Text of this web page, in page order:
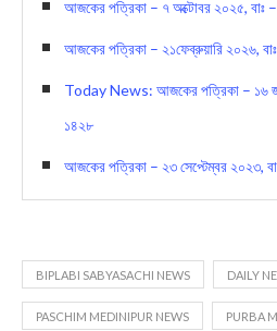
আজকের পত্রিকা – ৭ অক্টোবর ২০২৫, বাঃ
আজকের পত্রিকা – ২১ফেব্রুয়ারি ২০২৬,
Today News: আজকের পত্রিকা – ১৬
১৪২৮
আজকের পত্রিকা – ২৩ সেপ্টেম্বর ২০২৩,
BIPLABI SABYASACHI NEWS DAILY
PASCHIM MEDINIPUR NEWS PURBA